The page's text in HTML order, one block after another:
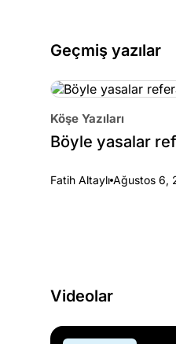
Geçmiş yazılar
Köşe Yazıları
Böyle yasalar
Fatih Altaylı Ağustos 6,
Videolar